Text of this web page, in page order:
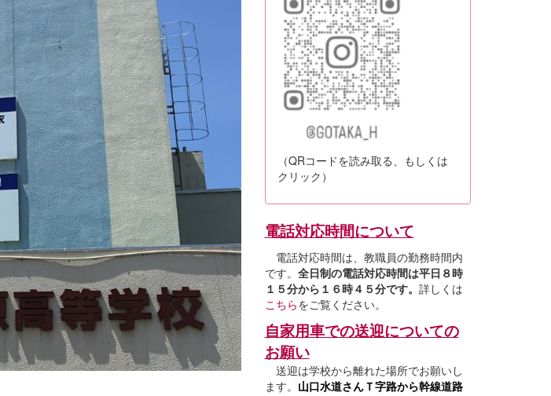
（QRコードを読み取る、もしくは
クリック）
電話対応時間について
電話対応時間は、教職員の勤務時間内
です。 全日制の電話対応時間は平日８時
１５分から１６時４５分です。 詳しくは
こちらをご覧ください。
自家用車での送迎についての
お願い
送迎は学校から離れた場所でお願いし
ます。 山口水道さんＴ字路から幹線道路